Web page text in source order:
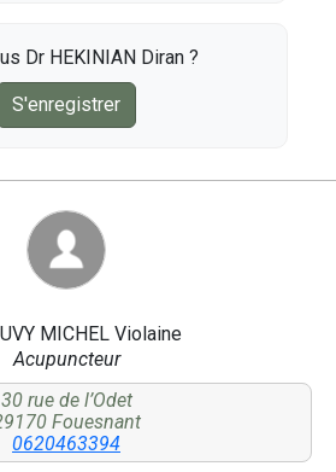
Dr HEKINIAN Diran ?
S'enregistrer
MICHEL Violaine
Acupuncteur
30 rue de l’Odet
Fouesnant
0620463394